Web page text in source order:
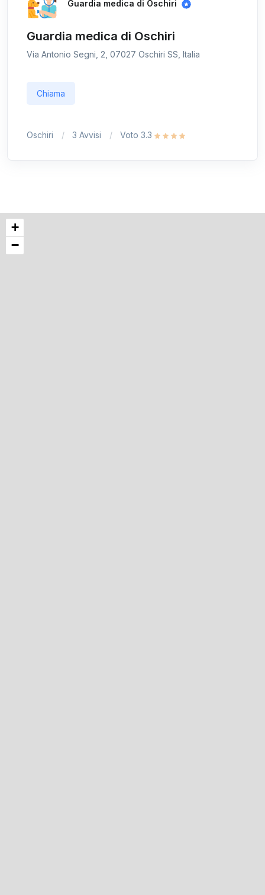
Guardia medica di Oschiri
Guardia medica di Oschiri
Via Antonio Segni, 2, 07027 Oschiri SS, Italia
Chiama
Oschiri 3 Avvisi Voto 3.3
+
−